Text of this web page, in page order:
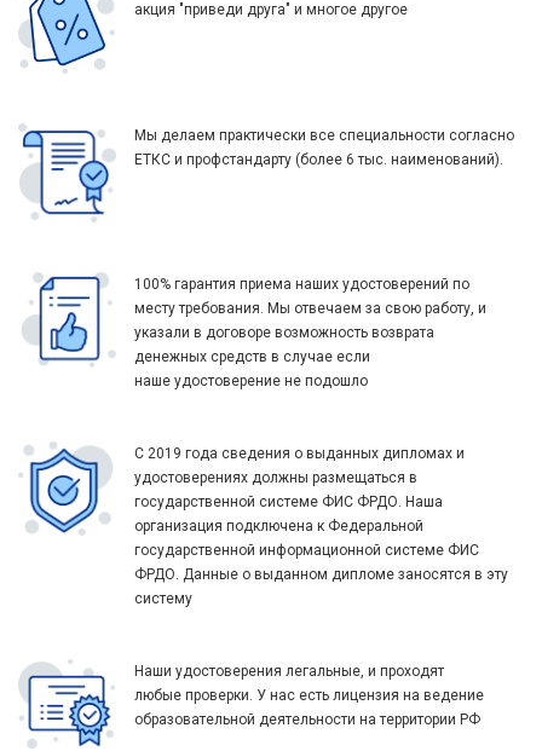
акция "приведи друга" и многое другое
Мы делаем практически все специальности согласно
ЕТКС и профстандарту (более 6 тыс. наименований).
100% гарантия приема наших удостоверений по
месту требования. Мы отвечаем за свою работу, и
указали в договоре возможность возврата
денежных средств в случае если
наше удостоверение не подошло
С 2019 года сведения о выданных дипломах и
удостоверениях должны размещаться в
государственной системе ФИС ФРДО. Наша
организация подключена к Федеральной
государственной информационной системе ФИС
ФРДО. Данные о выданном дипломе заносятся в эту
систему
Наши удостоверения легальные, и проходят
любые проверки. У нас есть лицензия на ведение
образовательной деятельности на территории РФ